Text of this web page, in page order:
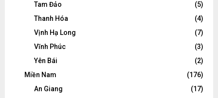
Tam Đảo
(5)
Thanh Hóa
(4)
Vịnh Hạ Long
(7)
Vĩnh Phúc
(3)
Yên Bái
(2)
Miền Nam
(176)
An Giang
(17)